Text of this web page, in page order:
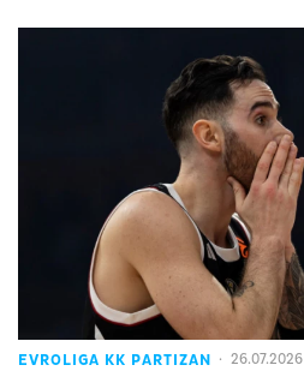
EVROLIGA KK PARTIZAN 26.07.2026